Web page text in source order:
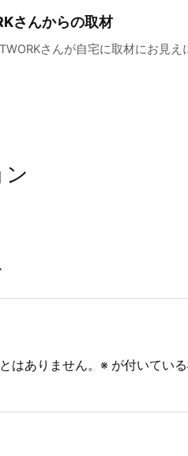
さんからの取材
さんが自宅に取材にお見
はありません。 ※ が付いてい